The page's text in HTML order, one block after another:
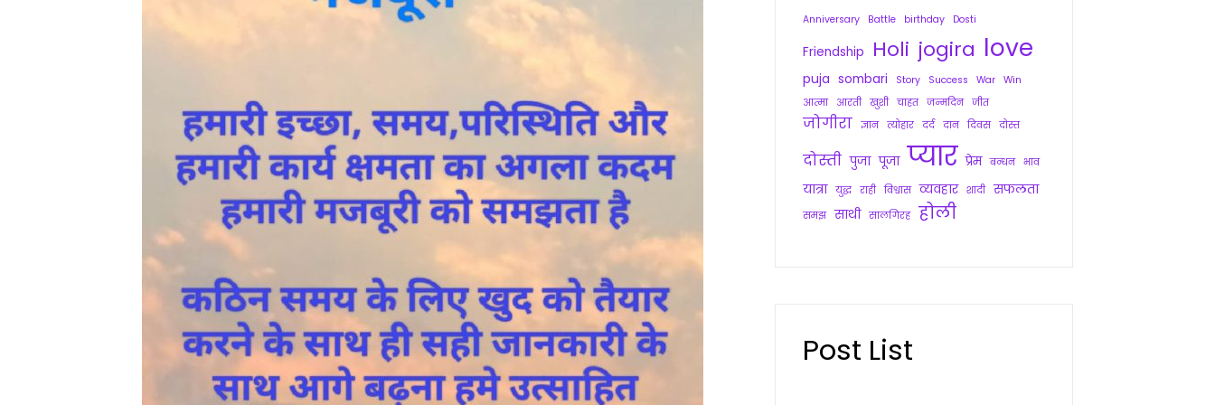
Anniversary Battle birthday Dosti
Friendship Holi jogira love
puja sombari Story Success War
Win
आत्मा
आरती खुशी चाहत जन्मदिन जीत
जोगीरा ज्ञान त्योहार दर्द दान दिवस दोस्त
दोस्ती पुजा पूजा प्यार प्रेम बन्धन भाव
यात्रा युद्ध राही विश्वास व्यवहार शादी सफलता
समझ साथी सालगिरह होली
Post List